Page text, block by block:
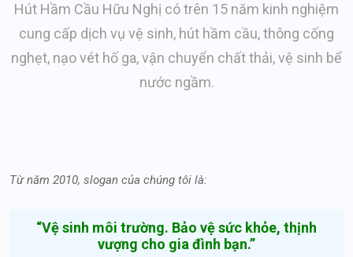
Hút Hầm Cầu Hữu Nghị có trên 15 năm kinh nghiệm
cung cấp dịch vụ vệ sinh, hút hầm cầu, thông cống
nghẹt, nạo vét hố ga, vận chuyển chất thải, vệ sinh bể
nước ngầm.
Từ năm 2010, slogan của chúng tôi là:
“Vệ sinh môi trường. Bảo vệ sức khỏe, thịnh
vượng cho gia đình bạn.”